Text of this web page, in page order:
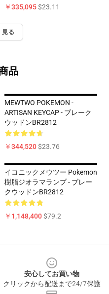
￥335,095$23.11
見る
品
MEWTWO POKEMON -
ARTISAN KEYCAP - ブレーク
ウッドンBR2812
￥344,520$23.76
イコニックメウツー Pokemon
樹脂ジオラマランプ - ブレー
クウッドンBR2812
￥1,148,400$79.2
安心してお買い物
クリックから配送まで24/7保護